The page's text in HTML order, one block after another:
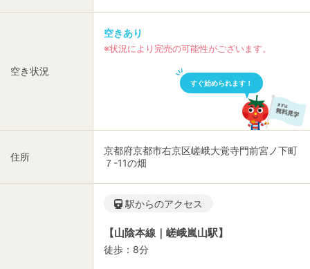
空き状況
空きあり
※状況により完売の可能性がございます。
すぐ始められます！
住所
京都府京都市右京区嵯峨大覚寺門前宮ノ下町
７-11の畑
駅からのアクセス
【山陰本線｜嵯峨嵐山駅】
徒歩：8分